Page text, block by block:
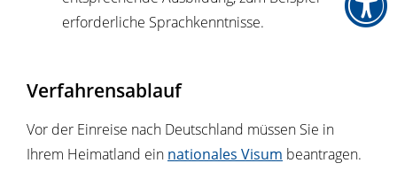
erforderliche Sprachkenntnisse.
Verfahrensablauf
Vor der Einreise nach Deutschland müssen Sie in
Ihrem Heimatland ein nationales Visum beantragen.